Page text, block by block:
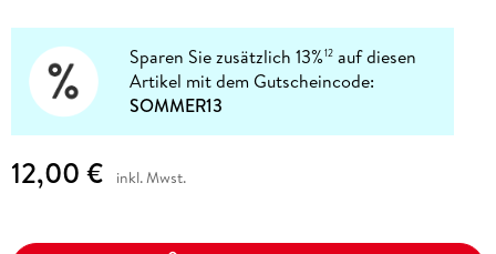
Sparen Sie zusätzlich 13%12 auf diesen
Artikel mit dem Gutscheincode:
SOMMER13
12,00 € inkl. Mwst.